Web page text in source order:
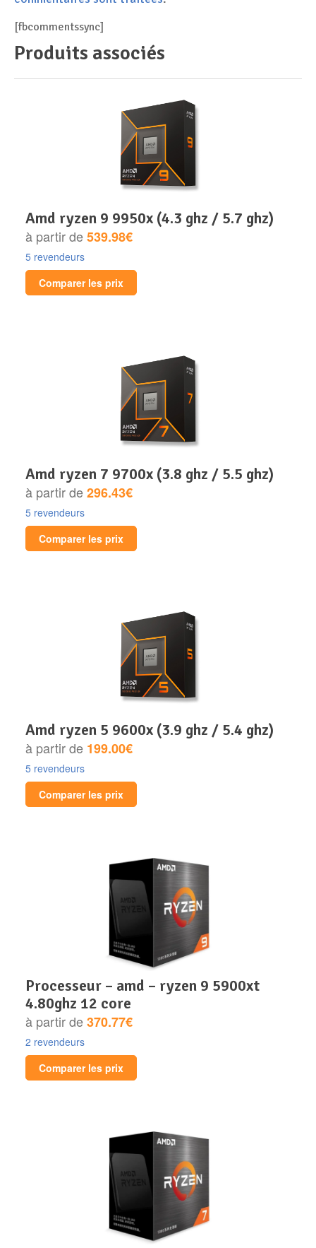
[fbcommentssync]
Produits associés
amd ryzen 9 9950x (4.3 ghz / 5.7 ghz)
à partir de539.98€
5 revendeurs
Comparer les prix
amd ryzen 7 9700x (3.8 ghz / 5.5 ghz)
à partir de296.43€
5 revendeurs
Comparer les prix
amd ryzen 5 9600x (3.9 ghz / 5.4 ghz)
à partir de 199.00€
5 revendeurs
Comparer les prix
processeur – amd – ryzen 9 5900xt
4.80ghz 12 core
à partir de370.77€
2 revendeurs
Comparer les prix